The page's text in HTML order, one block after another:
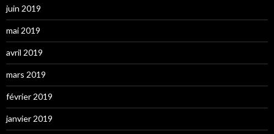
juin 2019
mai 2019
avril 2019
mars 2019
février 2019
janvier 2019